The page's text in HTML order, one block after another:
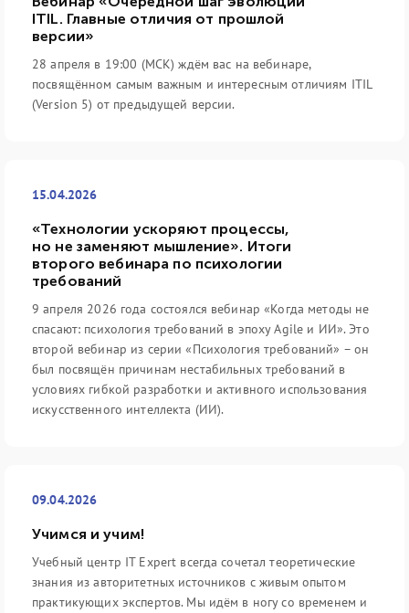
ITIL. Главные отличия от прошлой
версии»
28 апреля в 19:00 (МСК) ждём вас на вебинаре,
посвящённом самым важным и интересным отличиям ITIL
(Version 5) от предыдущей версии.
15.04.2026
«Технологии ускоряют процессы,
но не заменяют мышление». Итоги
второго вебинара по психологии
требований
9 апреля 2026 года состоялся вебинар «Когда методы не
спасают: психология требований в эпоху Agile и ИИ». Это
второй вебинар из серии «Психология требований» – он
был посвящён причинам нестабильных требований в
условиях гибкой разработки и активного использования
искусственного интеллекта (ИИ).
09.04.2026
Учимся и учим!
Учебный центр IT Expert всегда сочетал теоретические
знания из авторитетных источников с живым опытом
практикующих экспертов. Мы идём в ногу со временем и